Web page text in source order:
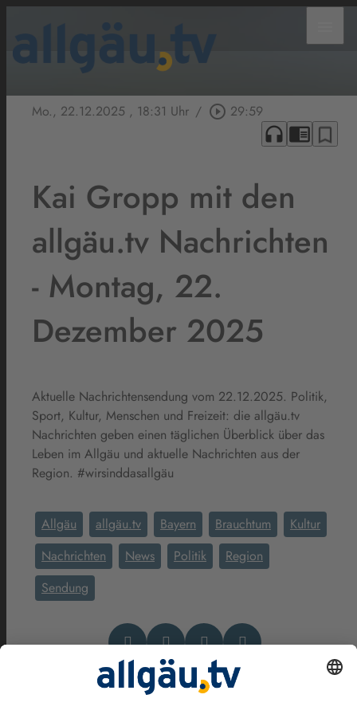
Mo., 22.12.2025 , 18:31 Uhr / play_circle_outline 29:59
headphones chrome_reader_mode bookmark_border
Kai Gropp mit den
allgäu.tv Nachrichten
- Montag, 22.
Dezember 2025
Aktuelle Nachrichtensendung vom 22.12.2025. Politik,
Sport, Kultur, Menschen und Freizeit: die allgäu.tv
Nachrichten geben einen täglichen Überblick über das
Leben im Allgäu und aktuelle Nachrichten aus der
Region. #wirsinddasallgäu
Allgäu allgäu.tv Bayern Brauchtum
Kultur
Nachrichten
News Politik
Region
Sendung